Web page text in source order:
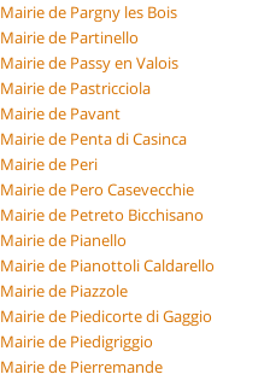
Mairie de Pargny les Bois
Mairie de Partinello
Mairie de Passy en Valois
Mairie de Pastricciola
Mairie de Pavant
Mairie de Penta di Casinca
Mairie de Peri
Mairie de Pero Casevecchie
Mairie de Petreto Bicchisano
Mairie de Pianello
Mairie de Pianottoli Caldarello
Mairie de Piazzole
Mairie de Piedicorte di Gaggio
Mairie de Piedigriggio
Mairie de Pierremande